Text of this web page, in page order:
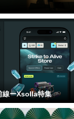
線ーXsolla特集